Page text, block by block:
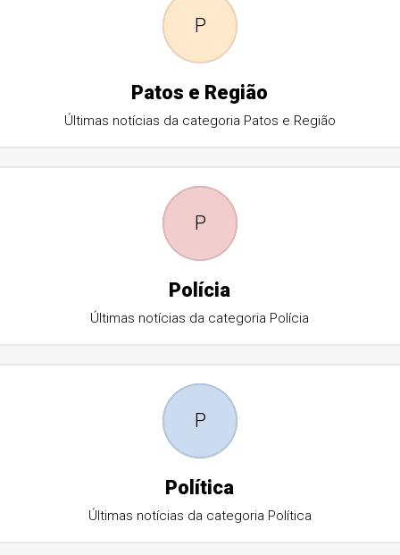
P
Patos e Região
Últimas notícias da categoria Patos e Região
P
Polícia
Últimas notícias da categoria Polícia
P
Política
Últimas notícias da categoria Política